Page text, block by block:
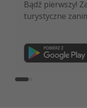
Bądź pierwszy!
turystyczne
NAJLEPSZE
ekspertów i